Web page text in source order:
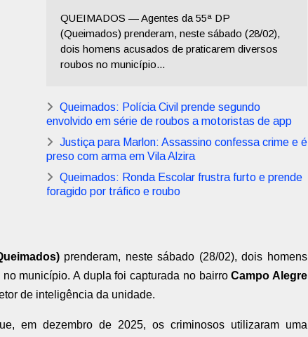
QUEIMADOS — Agentes da 55ª DP
(Queimados) prenderam, neste sábado (28/02),
dois homens acusados de praticarem diversos
roubos no município...
Queimados: Polícia Civil prende segundo
envolvido em série de roubos a motoristas de app
Justiça para Marlon: Assassino confessa crime e é
preso com arma em Vila Alzira
Queimados: Ronda Escolar frustra furto e prende
foragido por tráfico e roubo
prenderam, neste sábado (28/02), dois homens
município. A dupla foi capturada no bairroCampo Alegre
de inteligência da unidade.
em dezembro de 2025, os criminosos utilizaram uma